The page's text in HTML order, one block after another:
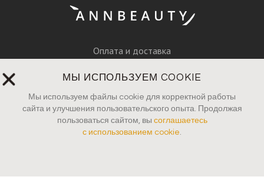
Оплата и доставка
Вопросы и ответы
Руководство по уходу
Пресса
МЫ ИСПОЛЬЗУЕМ COOKIE
Мы используем файлы cookie для корректной работы
сайта и улучшения пользовательского опыта. Продолжая
пользоваться сайтом, вы соглашаетесь
с использованием cookie.